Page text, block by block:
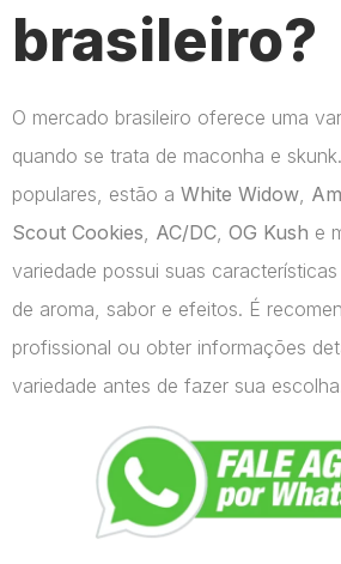
brasileiro?
O mercado brasileiro oferece uma
quando se trata de maconha e
populares, estão a White Widow
Scout Cookies AC/DC OG Kush e
variedade possui suas
de aroma, sabor e efeitos. É
profissional ou obter informações
variedade antes de fazer sua